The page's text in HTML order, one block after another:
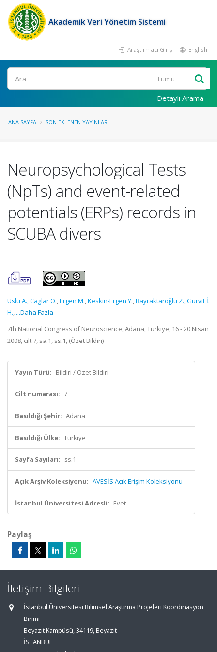
Akademik Veri Yönetim Sistemi
Araştırmacı Girişi English
Ara
Detaylı Arama
ANA SAYFA SON EKLENEN YAYINLAR
Neuropsychological Tests
(NpTs) and event-related
potentials (ERPs) records in
SCUBA divers
Uslu A.,Caglar O.,Ergen M.,Keskın-Ergen Y.,Bayraktaroğlu Z.,Gürvit İ.
H., ...Daha Fazla
7th National Congress of Neuroscience, Adana, Türkiye, 16 - 20 Nisan
2008, cilt.7, sa.1, ss.1, (Özet Bildiri)
Yayın Türü: Bildiri / Özet Bildiri
Cilt numarası: 7
Basıldığı Şehir: Adana
Basıldığı Ülke: Türkiye
Sayfa Sayıları: ss.1
Açık Arşiv Koleksiyonu: AVESİS Açık Erişim Koleksiyonu
İstanbul Üniversitesi Adresli: Evet
Paylaş
İletişim Bilgileri
İstanbul Üniversitesi Bilimsel Araştırma Projeleri Koordinasyon
Birimi
Beyazıt Kampüsü, 34119, Beyazıt
İSTANBUL